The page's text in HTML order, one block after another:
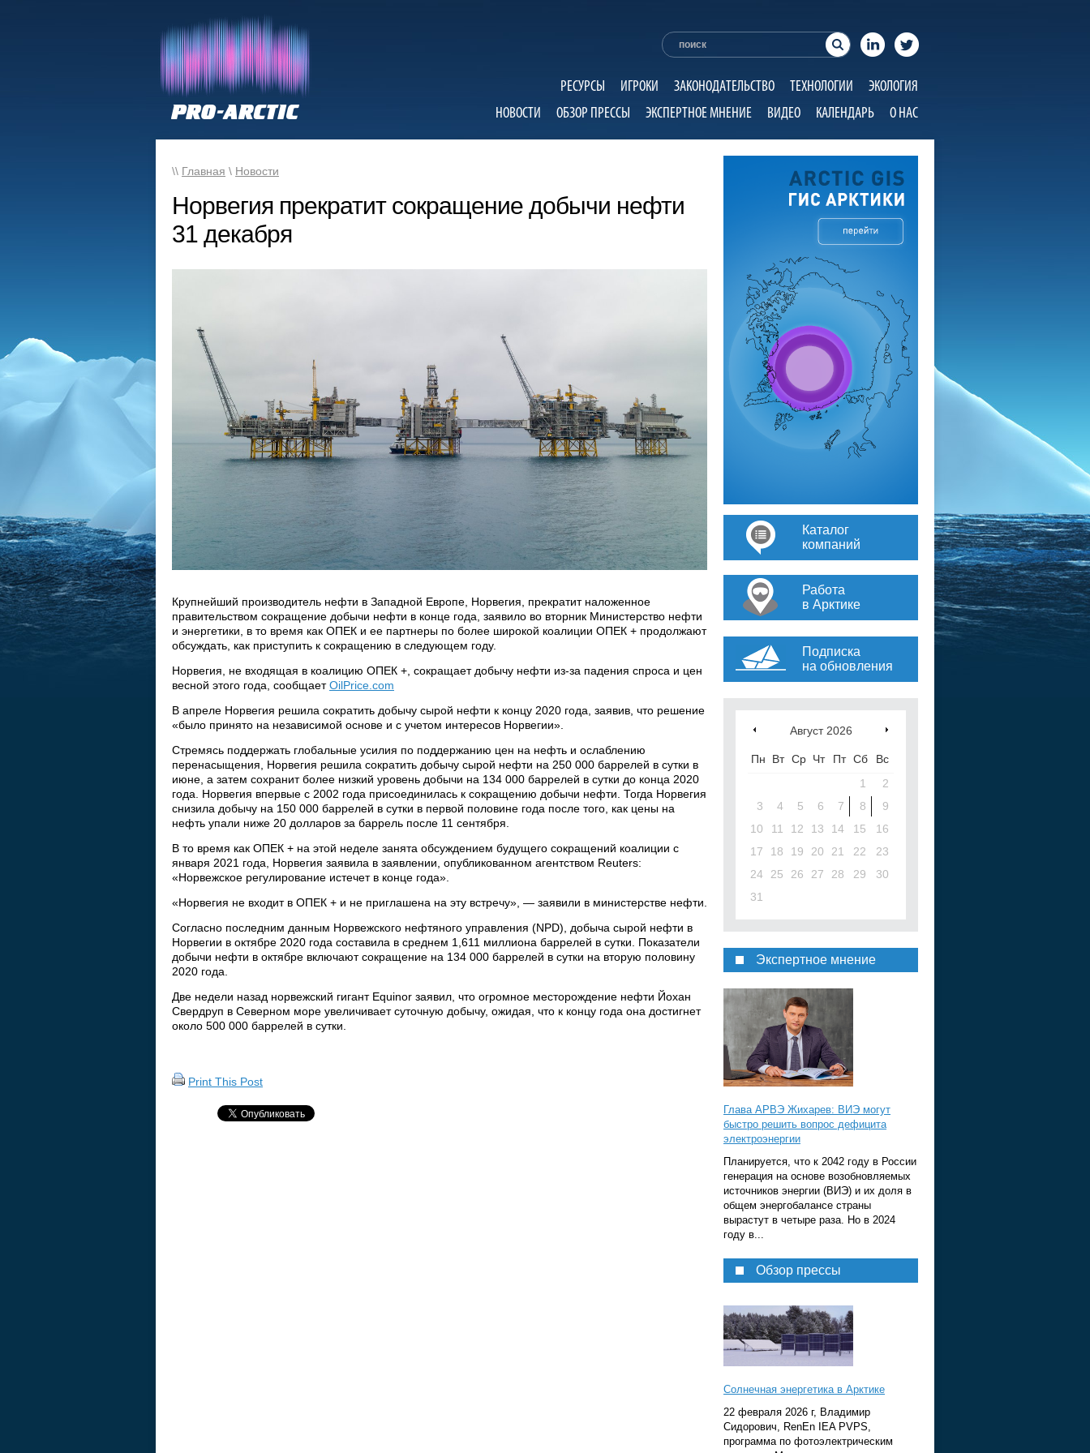
РЕСУРСЫ ИГРОКИ ЗАКОНОДАТЕЛЬСТВО ТЕХНОЛОГИИ
ЭКОЛОГИЯ
НОВОСТИ
ОБЗОР ПРЕССЫ ЭКСПЕРТНОЕ МНЕНИЕ ВИДЕО КАЛЕНДАРЬ О НАС
\\ Главная \ Новости
Норвегия прекратит сокращение добычи нефти
31 декабря
Крупнейший производитель нефти в Западной Европе, Норвегия, прекратит наложенное
правительством сокращение добычи нефти в конце года, заявило во вторник Министерство нефти
и энергетики, в то время как ОПЕК и ее партнеры по более широкой коалиции ОПЕК + продолжают
обсуждать, как приступить к сокращению в следующем году.
Норвегия, не входящая в коалицию ОПЕК +, сокращает добычу нефти из-за падения спроса и цен
весной этого года, сообщаетOilPrice.com
В апреле Норвегия решила сократить добычу сырой нефти к концу 2020 года, заявив, что решение
«было принято на независимой основе и с учетом интересов Норвегии».
Стремясь поддержать глобальные усилия по поддержанию цен на нефть и ослаблению
перенасыщения, Норвегия решила сократить добычу сырой нефти на 250 000 баррелей в сутки в
июне, а затем сохранит более низкий уровень добычи на 134 000 баррелей в сутки до конца 2020
года. Норвегия впервые с 2002 года присоединилась к сокращению добычи нефти. Тогда Норвегия
снизила добычу на 150 000 баррелей в сутки в первой половине года после того, как цены на
нефть упали ниже 20 долларов за баррель после 11 сентября.
В то время как ОПЕК + на этой неделе занята обсуждением будущего сокращений коалиции с
января 2021 года, Норвегия заявила в заявлении, опубликованном агентством Reuters:
«Норвежское регулирование истечет в конце года».
«Норвегия не входит в ОПЕК + и не приглашена на эту встречу», — заявили в министерстве нефти.
Согласно последним данным Норвежского нефтяного управления (NPD), добыча сырой нефти в
Норвегии в октябре 2020 года составила в среднем 1,611 миллиона баррелей в сутки. Показатели
добычи нефти в октябре включают сокращение на 134 000 баррелей в сутки на вторую половину
2020 года.
Две недели назад норвежский гигант Equinor заявил, что огромное месторождение нефти Йохан
Свердруп в Северном море увеличивает суточную добычу, ожидая, что к концу года она достигнет
около 500 000 баррелей в сутки.
Print This Post
Каталог
компаний
Работа
в Арктике
Подписка
на обновления
Август 2026
Пн Вт Ср Чт Пт Сб
Вс
1
2
3
4 5 6 7 8
9
10
11 12 13 14 15
16
17
18 19 20 21 22
23
24
25 26 27 28 29
30
31
Экспертное мнение
Глава АРВЭ Жихарев: ВИЭ могут
быстро решить вопрос дефицита
электроэнергии
Планируется, что к 2042 году в России
генерация на основе возобновляемых
источников энергии (ВИЭ) и их доля в
общем энергобалансе страны
вырастут в четыре раза. Но в 2024
году в...
Обзор прессы
Солнечная энергетика в Арктике
22 февраля 2026 г, Владимир
Сидорович, RenEn IEA PVPS,
программа по фотоэлектрическим